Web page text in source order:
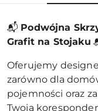
📬 Podwójna
Grafit na Stojaku
Oferujemy
zarówno dla
pojemności oraz
Twoją